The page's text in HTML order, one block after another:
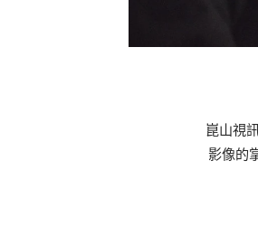
崑山視
影像的